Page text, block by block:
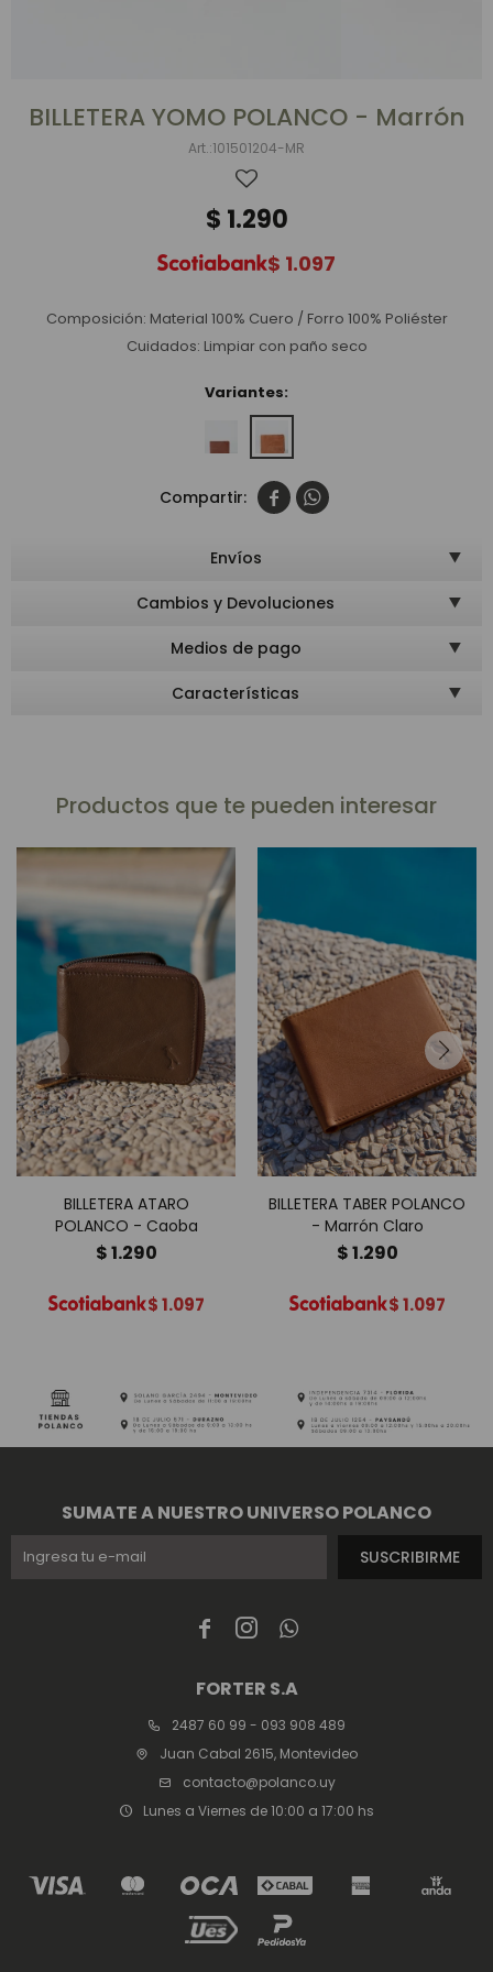
BILLETERA YOMO POLANCO - Marrón
101501204-MR
$ 1.290
$ 1.097
Composición: Material 100% Cuero / Forro 100% Poliéster
Cuidados: Limpiar con paño seco
Variantes:
 
Envíos
Cambios y Devoluciones
Medios de pago
Características
Productos que te pueden interesar
BILLETERA ATARO
POLANCO - Caoba
$1.290
$1.097
BILLETERA TABER POLANCO
- Marrón Claro
$1.290
$1.097
  
FORTER S.A
2487 60 99 - 093 908 489
Juan Cabal 2615, Montevideo
contacto@polanco.uy
Lunes a Viernes de 10:00 a 17:00 hs
SUMATE A NUESTRO UNIVERSO POLANCO
SUSCRIBIRME